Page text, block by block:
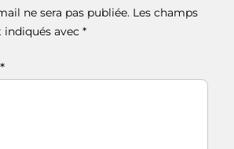
ne sera pas publiée. Les champs
avec *
*